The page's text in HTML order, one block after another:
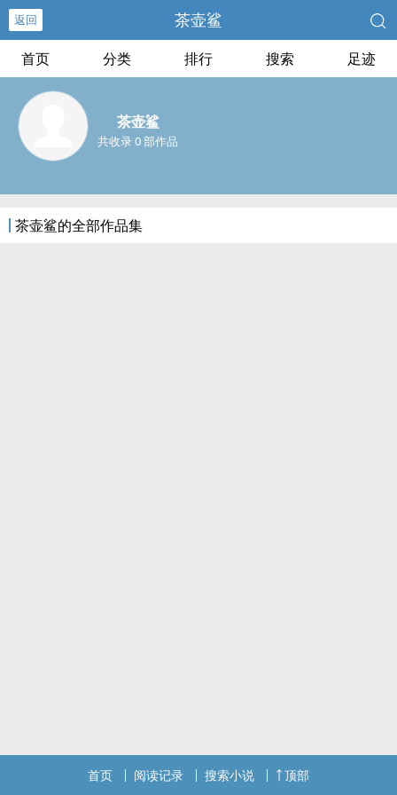
返回 茶壶鲨
首页 分类 排行 搜索 足迹
茶壶鲨
共收录 0 部作品
茶壶鲨的全部作品集
首页 阅读记录 搜索小说 顶部